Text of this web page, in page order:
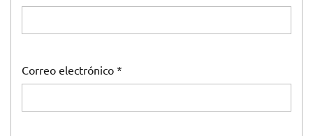
Correo electrónico *